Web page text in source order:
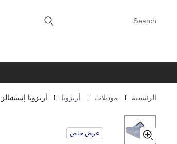
Search
Homepage الرئيسية موديلات أريزونا أريزونا إسنشالز
عرض خاص